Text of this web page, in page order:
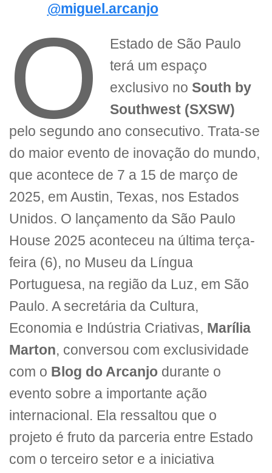
@miguel.arcanjo
O
Estado de São Paulo
terá um espaço
exclusivo no South by
Southwest (SXSW)
pelo segundo ano consecutivo. Trata-se
do maior evento de inovação do mundo,
que acontece de 7 a 15 de março de
2025, em Austin, Texas, nos Estados
Unidos. O lançamento da São Paulo
House 2025 aconteceu na última terça-
feira (6), no Museu da Língua
Portuguesa, na região da Luz, em São
Paulo. A secretária da Cultura,
Economia e Indústria Criativas, Marília
Marton, conversou com exclusividade
com o Blog do Arcanjo durante o
evento sobre a importante ação
internacional. Ela ressaltou que o
projeto é fruto da parceria entre Estado
com o terceiro setor e a iniciativa